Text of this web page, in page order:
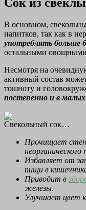
В основном,
напитков, так как в
употреблять больше
остальными
Несмотря на
активный состав
тошноту и
постепенно и в малых
Свекольный сок…
Прочищает
Избавляет от
пищи в
Приводит в
железы.
Улучшает цвет